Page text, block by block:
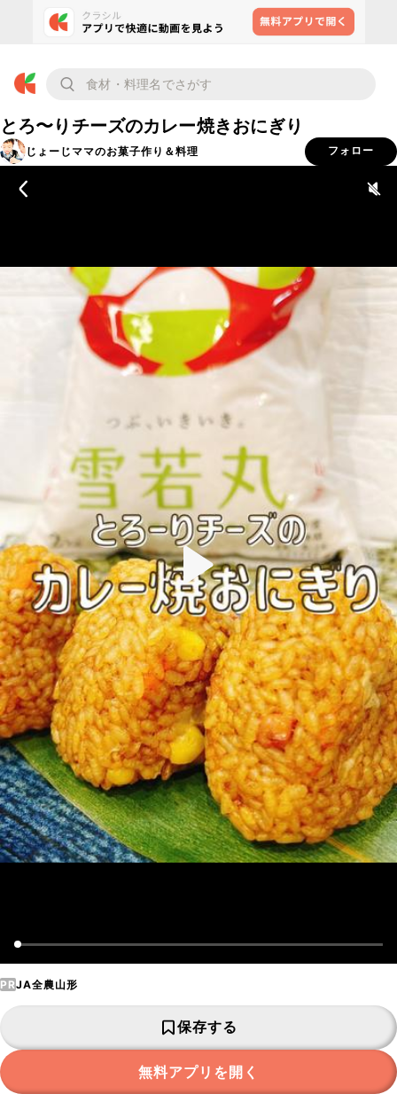
とろ〜りチーズのカレー焼きおにぎり
じょーじママのお菓子作り＆料理 フォロー
PRJA全農山形
保存する
無料アプリを開く